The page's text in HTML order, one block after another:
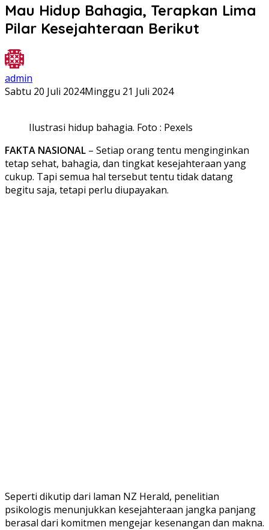
Mau Hidup Bahagia, Terapkan Lima
Pilar Kesejahteraan Berikut
admin
Sabtu 20 Juli 2024Minggu 21 Juli 2024
Ilustrasi hidup bahagia. Foto : Pexels
FAKTA NASIONAL – Setiap orang tentu menginginkan
tetap sehat, bahagia, dan tingkat kesejahteraan yang
cukup. Tapi semua hal tersebut tentu tidak datang
begitu saja, tetapi perlu diupayakan.
Seperti dikutip dari laman NZ Herald, penelitian
psikologis menunjukkan kesejahteraan jangka panjang
berasal dari komitmen mengejar kesenangan dan makna.